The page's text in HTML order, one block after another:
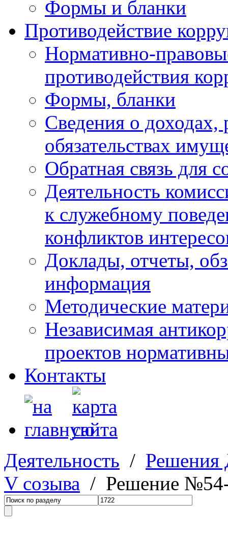
Формы и бланки
Противодействие
Нормативно-
противодействия
Формы, бланки
Сведения о доходах,
обязательствах
Обратная связь для
Деятельность
к служебному
конфликтов
Доклады, отчеты,
информация
Методические
Независимая
проектов
Контакты
Деятельность /
V созыва / Решение